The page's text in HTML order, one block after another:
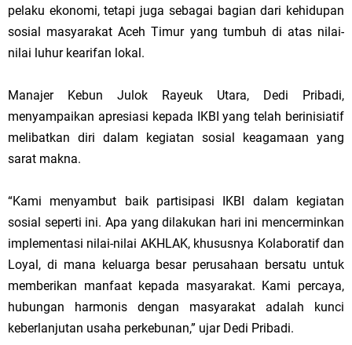
pelaku ekonomi, tetapi juga sebagai bagian dari kehidupan
sosial masyarakat Aceh Timur yang tumbuh di atas nilai-
nilai luhur kearifan lokal.
Manajer Kebun Julok Rayeuk Utara, Dedi Pribadi,
menyampaikan apresiasi kepada IKBI yang telah berinisiatif
melibatkan diri dalam kegiatan sosial keagamaan yang
sarat makna.
“Kami menyambut baik partisipasi IKBI dalam kegiatan
sosial seperti ini. Apa yang dilakukan hari ini mencerminkan
implementasi nilai-nilai AKHLAK, khususnya Kolaboratif dan
Loyal, di mana keluarga besar perusahaan bersatu untuk
memberikan manfaat kepada masyarakat. Kami percaya,
hubungan harmonis dengan masyarakat adalah kunci
keberlanjutan usaha perkebunan,” ujar Dedi Pribadi.